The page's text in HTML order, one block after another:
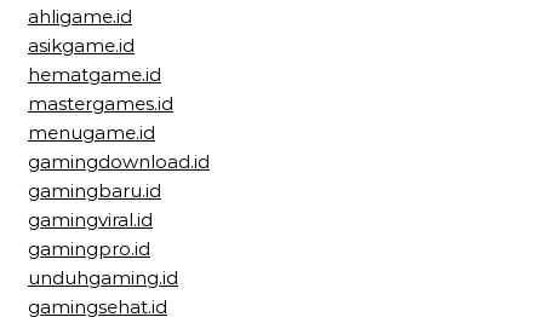
ahligame.id
asikgame.id
hematgame.id
mastergames.id
menugame.id
gamingdownload.id
gamingbaru.id
gamingviral.id
gamingpro.id
unduhgaming.id
gamingsehat.id